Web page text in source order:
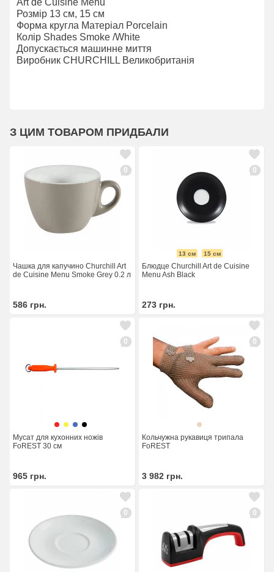
Art de Cuisine Menu
Розмір 13 см, 15 см
Форма кругла Матеріал Porcelain
Колір Shades Smoke /White
Допускається машинне миття
Виробник CHURCHILL Великобританія
З ЦИМ ТОВАРОМ ПРИДБАЛИ
0
Чашка для капучино Churchill Art
de Cuisine Menu Smoke Grey 0.2 л
586 грн.
0
13 см 15 см
Блюдце Churchill Art de Cuisine
Menu Ash Black
273 грн.
0
Мусат для кухонних ножів
FoREST 30 см
965 грн.
0
Кольчужна рукавиця трипала
FoREST
3 982 грн.
0 0